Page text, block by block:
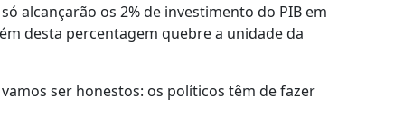
alcançarão os 2% de investimento do PIB em
desta percentagem quebre a unidade da
ser honestos: os políticos têm de fazer